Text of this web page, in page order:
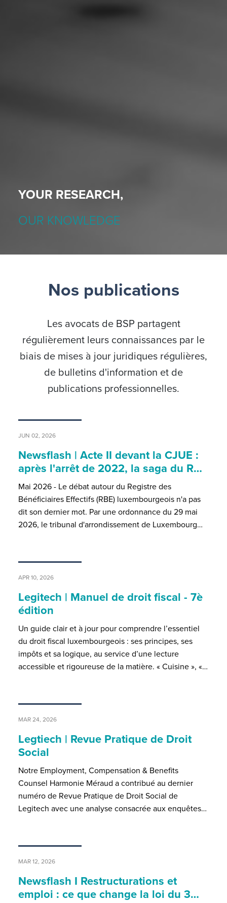
YOUR RESEARCH,
OUR KNOWLEDGE
Nos publications
Les avocats de BSP partagent
régulièrement leurs connaissances par le
biais de mises à jour juridiques régulières,
de bulletins d'information et de
publications professionnelles.
JUN 02, 2026
Newsflash | Acte II devant la CJUE :
après l'arrêt de 2022, la saga du R…
Mai 2026 - Le débat autour du Registre des
Bénéficiaires Effectifs (RBE) luxembourgeois n'a pas
dit son dernier mot. Par une ordonnance du 29 mai
2026, le tribunal d'arrondissement de Luxembourg…
APR 10, 2026
Legitech | Manuel de droit fiscal - 7è
édition
Un guide clair et à jour pour comprendre l’essentiel
du droit fiscal luxembourgeois : ses principes, ses
impôts et sa logique, au service d’une lecture
accessible et rigoureuse de la matière. « Cuisine », «…
MAR 24, 2026
Legtiech | Revue Pratique de Droit
Social
Notre Employment, Compensation & Benefits
Counsel Harmonie Méraud a contribué au dernier
numéro de Revue Pratique de Droit Social de
Legitech avec une analyse consacrée aux enquêtes…
MAR 12, 2026
Newsflash I Restructurations et
emploi : ce que change la loi du 3…